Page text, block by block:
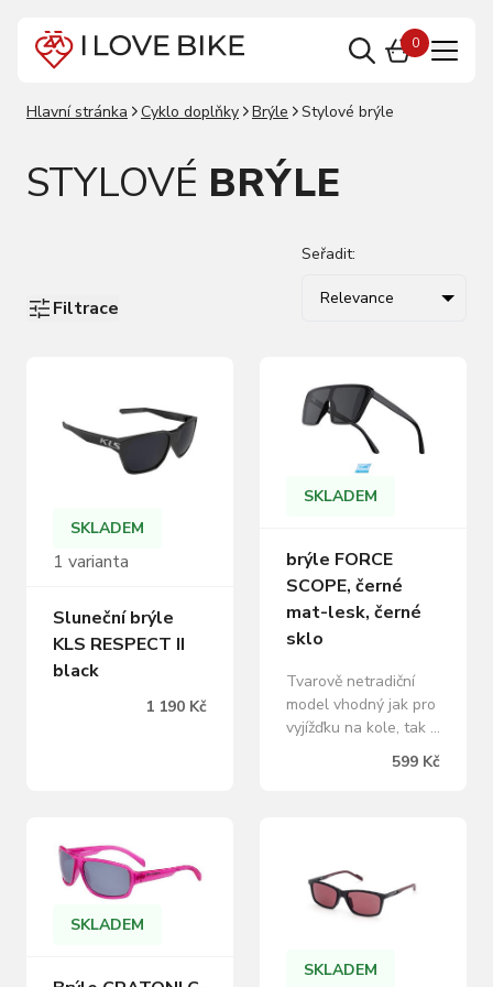
0
Hlavní stránka Cyklo doplňky Brýle Stylové brýle
STYLOVÉ BRÝLE
Filtrace
Seřadit:
Relevance
SKLADEM
1 varianta
Sluneční brýle
KLS RESPECT II
black
1 190 Kč
SKLADEM
brýle FORCE
SCOPE, černé
mat-lesk, černé
sklo
Tvarově netradiční
model vhodný jak pro
vyjížďku na kole, tak i
polykarbonátové sklo,
UV 400 kategorie
filtru 3, propustnost
mikrovlákna,
599 Kč
SKLADEM
SKLADEM